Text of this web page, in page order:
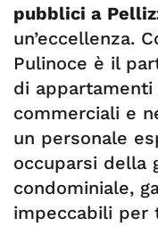
pubblici a
un’eccellenza.
Pulinoce è il
di
commerciali e
un personale
occuparsi della
condominiale,
impeccabili per